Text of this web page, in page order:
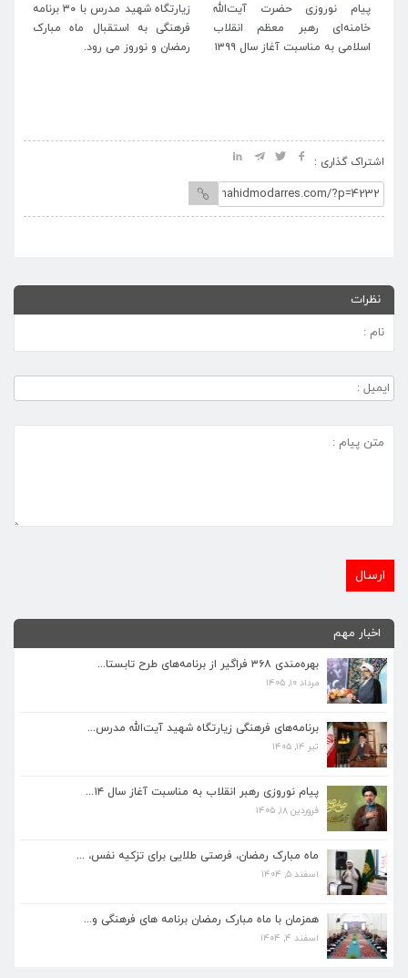
زیارتگاه شهید مدرس با ۳۰ برنامه
فرهنگی به استقبال ماه مبارک
رمضان و نوروز می رود.
پیام تبریک مدیرعامل موسسه
آستانه حضرت حسین بن موسی
الکاظم(ع) و زیارتگاه شهید
اشتراک گذاری :
نظرات
اخبار مهم
بهره‌مندی ۳۶۸ فراگیر از برنامه‌های طرح تابستا...
مرداد ۱۰, ۱۴۰۵
برنامه‌های فرهنگی زیارتگاه شهید آیت‌الله مدرس...
تیر ۱۴, ۱۴۰۵
پیام نوروزی رهبر انقلاب به مناسبت آغاز سال ۱۴...
فروردین ۱۸, ۱۴۰۵
ماه مبارک رمضان، فرصتی طلایی برای تزکیه نفس، ...
اسفند ۵, ۱۴۰۴
همزمان با ماه مبارک رمضان برنامه های فرهنگی و...
اسفند ۴, ۱۴۰۴
برنامه‌های فرهنگی زیارتگاه شهید آیت‌الله مدرس...
پیام نوروزی رهبر انقلاب به مناسبت آغاز سال ۱۴...
ماه مبارک رمضان، فرصتی طلایی برای تزکیه نفس، ...
اسفند ۵, ۱۴۰۴
همزمان با ماه مبارک رمضان برنامه های فرهنگی و...
اسفند ۴, ۱۴۰۴